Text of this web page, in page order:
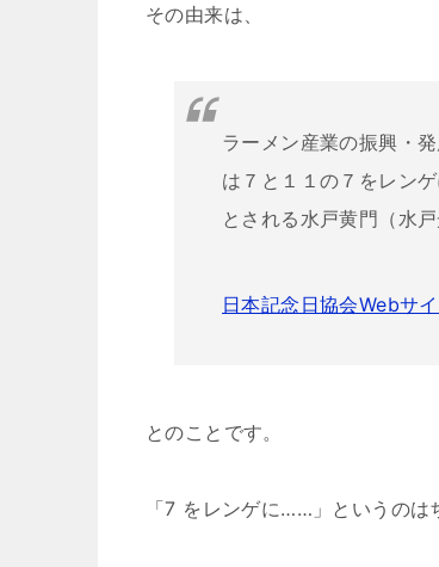
その由来は、
ラーメン産業の振興・
は７と１１の７をレン
とされる水戸黄門（水
日本記念日協会Webサイ
とのことです。
「7 をレンゲに……」というの